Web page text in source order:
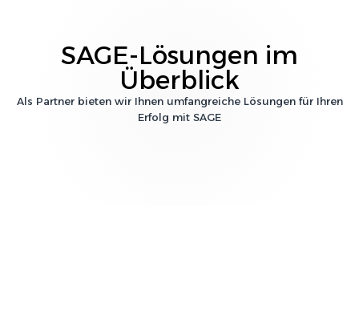
SAGE-Lösungen im
Überblick
Als Partner bieten wir Ihnen umfangreiche Lösungen für Ihren
Erfolg mit SAGE